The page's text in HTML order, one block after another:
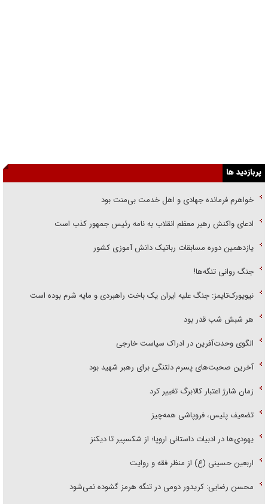
پربازدید ها
خواهرم فرمانده جهادی و اهل خدمت بی‌منت بود
ادعای واکنش رهبر معظم انقلاب به نامه رئیس جمهور کذب است
یازدهمین دوره مسابقات رباتیک دانش آموزی کشور
جنگ روانی تنگه‌ها!
نیویورک‌تایمز: جنگ علیه ایران یک باخت راهبردی و مایه شرم بوده است
هر شبش شب قدر بود
الگوی وحدت‌آفرین در ادراک سیاست خارجی
آخرین صحبت‌های پسرم دلتنگی برای رهبر شهید بود
زمان شارژ اعتبار کالابرگ تغییر کرد
تضعیف پلیس، فروپاشی همه‌چیز
یهودی‌ها در ادبیات داستانی اروپا؛ از شکسپیر تا دیکنز
اربعین حسینی (ع) از منظر فقه و روایت
محسن رضایی: کریدور دومی در تنگه هرمز گشوده نمی‌شود